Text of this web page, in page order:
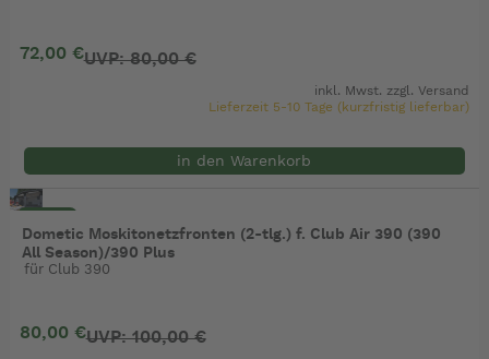
72,00 €UVP: 80,00 €
inkl. Mwst. zzgl.Versand
Lieferzeit 5-10 Tage (kurzfristig lieferbar)
in den Warenkorb
Dometic Moskitonetzfronten (2-tlg.) f. Club Air 390 (390
All Season)/390 Plus
für Club 390
80,00 €UVP: 100,00 €